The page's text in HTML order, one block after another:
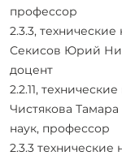
профессор
2.3.3, технические
Секисов Юрий
доцент
2.2.11,
Чистякова
наук, профессор
2.3.3 технические